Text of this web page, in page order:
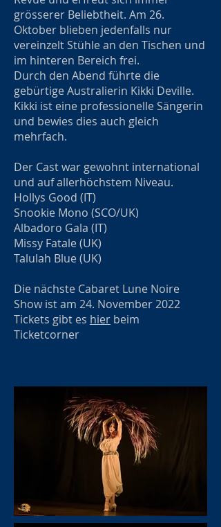
grösserer Beliebtheit. Am 26.
Oktober blieben jedenfalls nur
vereinzelt Stühle an den Tischen und
im hinteren Bereich frei.
Durch den Abend führte die
gebürtige Australierin Kikki Deville.
Kikki ist eine professionelle Sängerin
und bewies dies auch gleich
mehrfach.
Der Cast war gewohnt international
und auf allerhöchstem Niveau.
Hollys Good (IT)
Snookie Mono (SCO/UK)
Albadoro Gala (IT)
Missy Fatale (UK)
Talulah Blue (UK)
Die nächste Cabaret Lune Noire
Show ist am 24. November 2022
Tickets gibt es hier beim
Ticketcorner